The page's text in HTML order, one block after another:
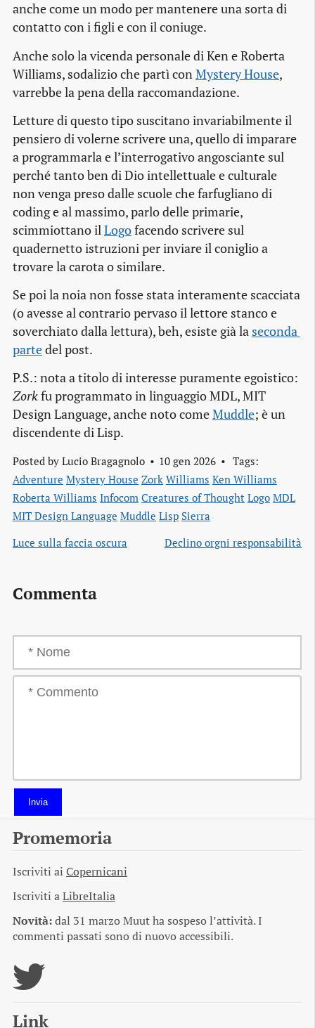
anche come un modo per mantenere una sorta di
contatto con i figli e con il coniuge.
Anche solo la vicenda personale di Ken e Roberta
Williams, sodalizio che partì con Mystery House,
varrebbe la pena della raccomandazione.
Letture di questo tipo suscitano invariabilmente il
pensiero di volerne scrivere una, quello di imparare
a programmarla e l’interrogativo angosciante sul
perché tanto ben di Dio intellettuale e culturale
non venga preso dalle scuole che farfugliano di
coding e al massimo, parlo delle primarie,
scimmiottano il Logofacendo scrivere sul
quadernetto istruzioni per inviare il coniglio a
trovare la carota o similare.
Se poi la noia non fosse stata interamente scacciata
(o avesse al contrario pervaso il lettore stanco e
soverchiato dalla lettura), beh, esiste già la seconda
partedel post.
P.S.: nota a titolo di interesse puramente egoistico:
Zorkfu programmato in linguaggio MDL, MIT
Design Language, anche noto comeMuddle; è un
discendente di Lisp.
Posted by Lucio Bragagnolo 10 gen 2026
Tags:
Adventure Mystery House Zork Williams Ken Williams
Roberta Williams Infocom Creatures of Thought Logo MDL
MIT Design Language Muddle Lisp Sierra
Luce sulla faccia oscura
Declino orgni responsabilità
Commenta
Invia
Promemoria
Iscriviti ai Copernicani
Iscriviti aLibreItalia
Novità:dal 31 marzo Muut ha sospeso l’attività. I
commenti passati sono di nuovo accessibili.
Link